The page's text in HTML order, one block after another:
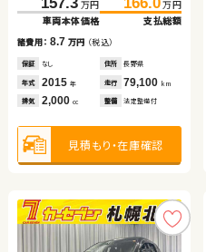
万円
車両本体価格
万円
支払総額
諸費用：8.7 万円 （税込）
保証 なし 住所 長野県
年式 2015 年 走行 79,100 km
排気 2,000 cc 整備 法定整備付
見積もり・在庫確認
176.5万円
車両本体価格
諸費用：9.4 万円 （税込）
保証 あり 住所 岩手県
排気 660 整備 法定整備付
万円
車両本体価格
万円
支払総額
諸費用：15.4万円（税込）
保証 あり 住所 埼玉県
年式 2021 年 走行 50,800 km
排気 2,000 cc 整備 法定整備付
見積もり・在庫確認
万円
車両本体価格
万円
支払総額
諸費用：11.0万円（税込）
保証 あり 住所 山梨県
年式 2022 年 走行 17,300 km
排気 1,000 cc 整備 法定整備付
見積もり・在庫確認